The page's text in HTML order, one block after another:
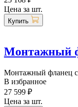
Цена за шт.
Купить
Монтажный
Монтажный фланец
В избранное
27 599 ₽
Цена за шт.